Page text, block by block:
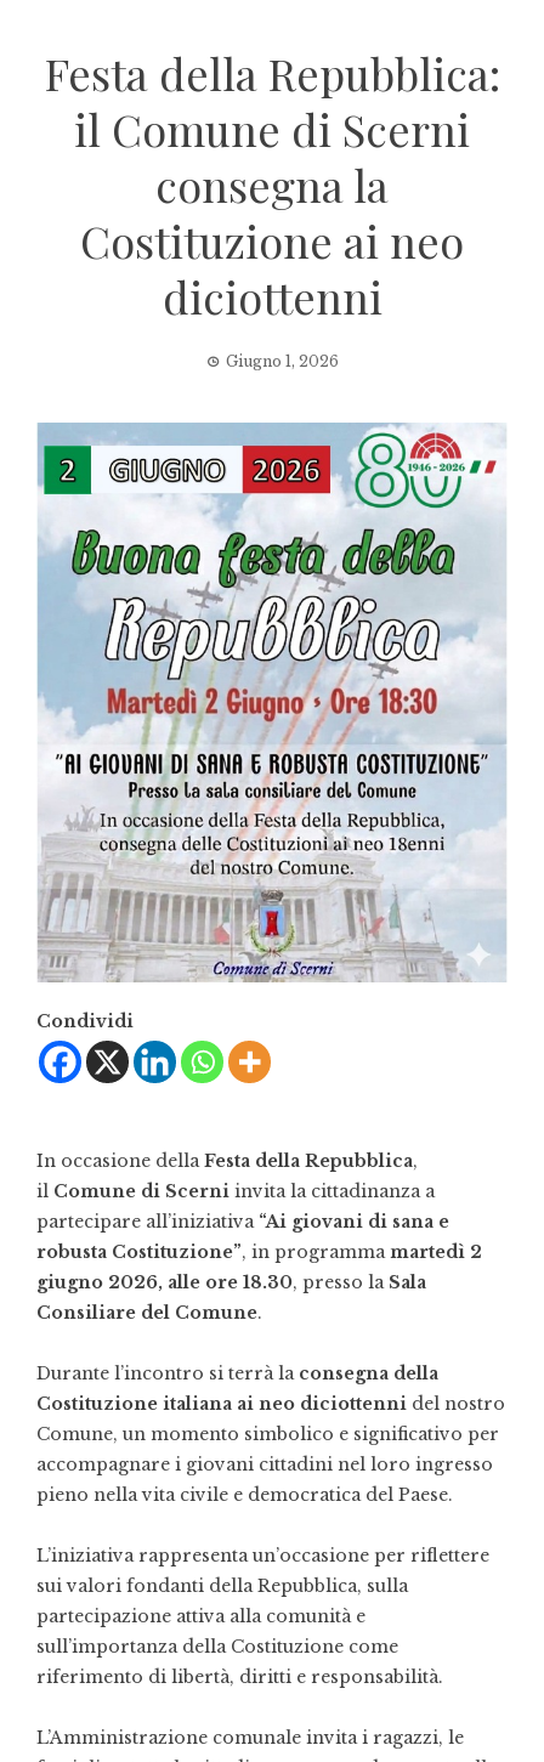
Festa della Repubblica:
il Comune di Scerni
consegna la
Costituzione ai neo
diciottenni
Giugno 1, 2026
Condividi
In occasione dellaFesta della Repubblica,
il Comune di Scerni invita la cittadinanza a
partecipare all’iniziativa “Ai giovani di sana e
robusta Costituzione”, in programmamartedì 2
giugno 2026, alle ore 18.30, presso la Sala
Consiliare del Comune.
Durante l’incontro si terrà la consegna della
Costituzione italiana ai neo diciottenni del nostro
Comune, un momento simbolico e significativo per
accompagnare i giovani cittadini nel loro ingresso
pieno nella vita civile e democratica del Paese.
L’iniziativa rappresenta un’occasione per riflettere
sui valori fondanti della Repubblica, sulla
partecipazione attiva alla comunità e
sull’importanza della Costituzione come
riferimento di libertà, diritti e responsabilità.
L’Amministrazione comunale invita i ragazzi, le